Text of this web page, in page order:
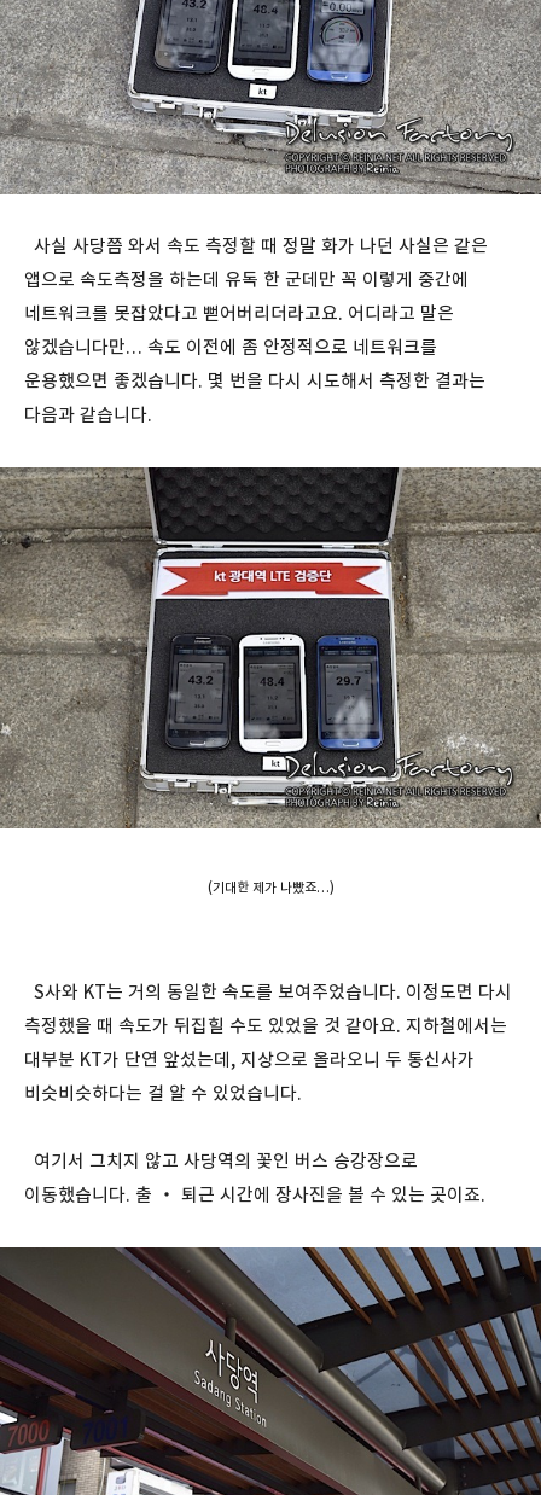
사실 사당쯤 와서 속도 측정할 때 정말 화가 나던 사실은 같은
앱으로 속도측정을 하는데 유독 한 군데만 꼭 이렇게 중간에
네트워크를 못잡았다고 뻗어버리더라고요. 어디라고 말은
않겠습니다만… 속도 이전에 좀 안정적으로 네트워크를
운용했으면 좋겠습니다. 몇 번을 다시 시도해서 측정한 결과는
다음과 같습니다.
(기대한 제가 나빴죠…)
S사와 KT는 거의 동일한 속도를 보여주었습니다. 이정도면 다시
측정했을 때 속도가 뒤집힐 수도 있었을 것 같아요. 지하철에서는
대부분 KT가 단연 앞섰는데, 지상으로 올라오니 두 통신사가
비슷비슷하다는 걸 알 수 있었습니다.
여기서 그치지 않고 사당역의 꽃인 버스 승강장으로
이동했습니다. 출 ・ 퇴근 시간에 장사진을 볼 수 있는 곳이죠.